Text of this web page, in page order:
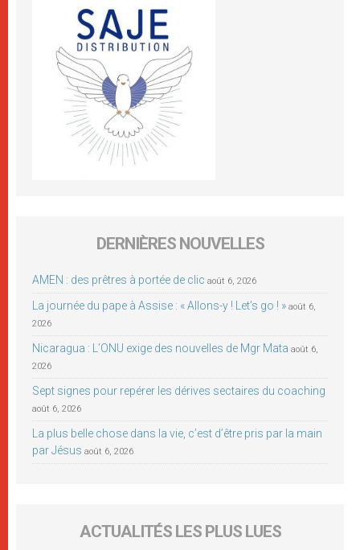
DERNIÈRES NOUVELLES
AMEN : des prêtres à portée de clic août 6, 2026
La journée du pape à Assise : « Allons-y ! Let’s go ! » août 6,
2026
Nicaragua : L’ONU exige des nouvelles de Mgr Mata août 6,
2026
Sept signes pour repérer les dérives sectaires du coaching
août 6, 2026
La plus belle chose dans la vie, c’est d’être pris par la main
par Jésus août 6, 2026
ACTUALITÉS LES PLUS LUES